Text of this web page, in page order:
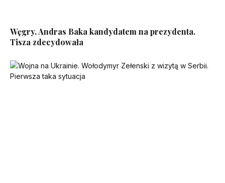
Węgry. Andras Baka kandydatem na prezydenta.
Tisza zdecydowała